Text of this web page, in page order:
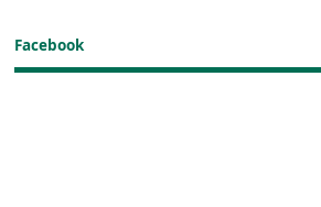
Facebook